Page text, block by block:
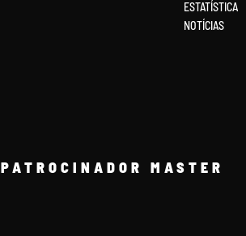
ESTATÍSTICA
NOTÍCIAS
PATROCINADOR MASTER